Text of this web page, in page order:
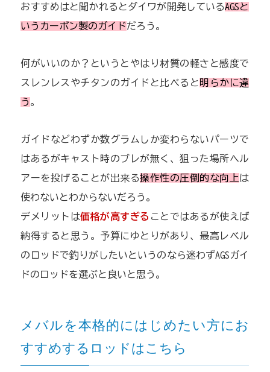
おすすめはと聞かれるとダイワが開発しているAGSと
いうカーボン製のガイドだろう。
何がいいのか？というとやはり材質の軽さと感度で
スレンレスやチタンのガイドと比べると 明らかに違
う 。
ガイドなどわずか数グラムしか変わらないパーツで
はあるがキャスト時のブレが無く、狙った場所へル
アーを投げることが出来る操作性の圧倒的な向上は
使わないとわからないだろう。
デメリットは価格が高すぎる ことではあるが使えば
納得すると思う。予算にゆとりがあり、最高レベル
のロッドで釣りがしたいというのなら迷わずAGSガイ
ドのロッドを選ぶと良いと思う。
メバルを本格的にはじめたい方にお
すすめするロッドはこちら